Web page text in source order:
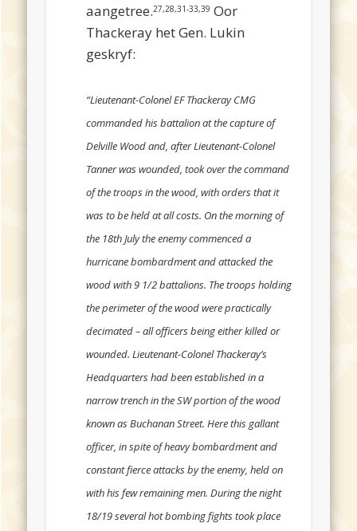
aangetree.27,28,31-33,39 Oor
Thackeray het Gen. Lukin
geskryf:
“Lieutenant-Colonel EF Thackeray CMG
commanded his battalion at the capture of
Delville Wood and, after Lieutenant-Colonel
Tanner was wounded, took over the command
of the troops in the wood, with orders that it
was to be held at all costs. On the morning of
the 18th July the enemy commenced a
hurricane bombardment and attacked the
wood with 9 1/2 battalions. The troops holding
the perimeter of the wood were practically
decimated – all officers being either killed or
wounded. Lieutenant-Colonel Thackeray’s
Headquarters had been established in a
narrow trench in the SW portion of the wood
known as Buchanan Street. Here this gallant
officer, in spite of heavy bombardment and
constant fierce attacks by the enemy, held on
with his few remaining men. During the night
18/19 several hot bombing fights took place